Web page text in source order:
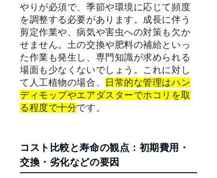
やりが必須で、季節や環境に応じて頻度
を調整する必要があります。成長に伴う
剪定作業や、病気や害虫への対策も欠か
せません。土の交換や肥料の補給といっ
た作業も発生し、専門知識が求められる
場面も少なくないでしょう。これに対し
て人工植物の場合、
日常的な管理はハン
ディモップやエアダスターでホコリを取
る程度で十分です。
コスト比較と寿命の観点：初期費用・
交換・劣化などの要因